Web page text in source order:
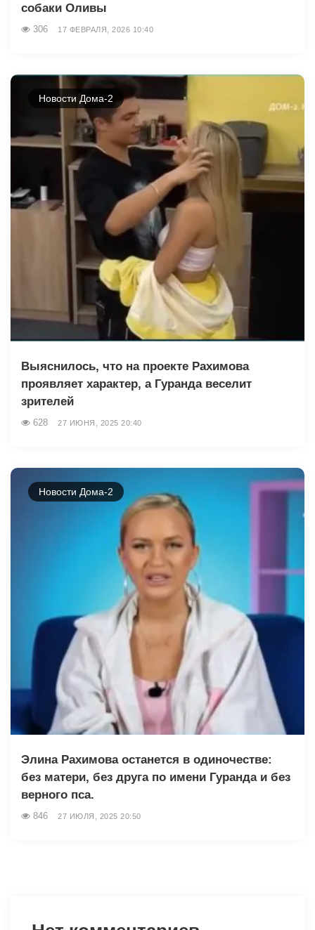
собаки Оливы
306 17 ФЕВРАЛЯ, 2026 10:40
Новости Дома-2
Выяснилось, что на проекте Рахимова
проявляет характер, а Гуранда веселит
зрителей
628 27 ИЮНЯ, 2025 20:40
Новости Дома-2
Элина Рахимова останется в одиночестве:
без матери, без друга по имени Гуранда и без
верного пса.
846 27 ИЮЛЯ, 2025 20:50